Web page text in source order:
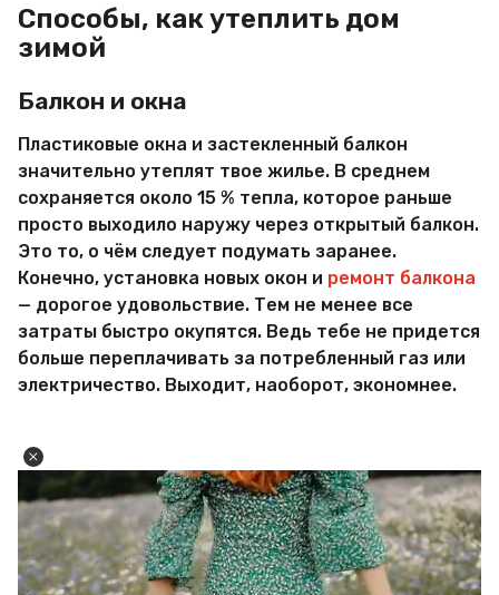
Способы, как утеплить дом
зимой
Балкон и окна
Пластиковые окна и застекленный балкон
значительно утеплят твое жилье. В среднем
сохраняется около 15 % тепла, которое раньше
просто выходило наружу через открытый балкон.
Это то, о чём следует подумать заранее.
Конечно, установка новых окон и ремонт балкона
— дорогое удовольствие. Тем не менее все
затраты быстро окупятся. Ведь тебе не придется
больше переплачивать за потребленный газ или
электричество. Выходит, наоборот, экономнее.